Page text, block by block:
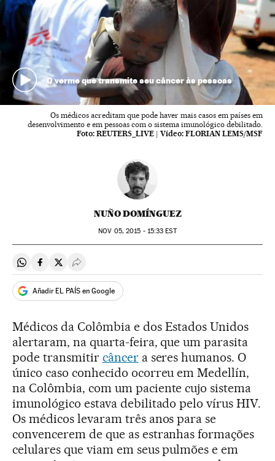
O verme que transmite seu câncer às pessoas
Os médicos acreditam que pode haver mais casos em países em
desenvolvimento e em pessoas com o sistema imunológico debilitado.
Foto: REUTERS_LIVE | Vídeo: FLORIAN LEMS/MSF
NUÑO DOMÍNGUEZ
NOV 05, 2015 - 15:33 EST
Compartir en Whatsapp
Compartir en Facebook
Compartir en Twitter
Desplegar Redes Sociales
Añadir EL PAÍS en Google
Médicos da Colômbia e dos Estados Unidos
alertaram, na quarta-feira, que um parasita
pode transmitir câncera seres humanos. O
único caso conhecido ocorreu em Medellín,
na Colômbia, com um paciente cujo sistema
imunológico estava debilitado pelo vírus HIV.
Os médicos levaram três anos para se
convencerem de que as estranhas formações
celulares que viam em seus pulmões e em